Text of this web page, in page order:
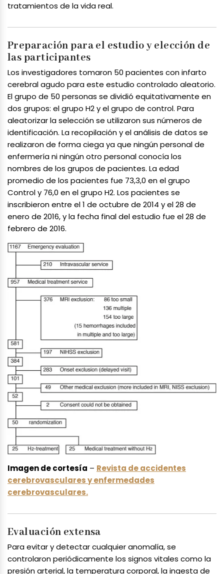
tratamientos de la vida real.
Preparación para el estudio y elección de
las participantes
Los investigadores tomaron 50 pacientes con infarto
cerebral agudo para este estudio controlado aleatorio.
El grupo de 50 personas se dividió equitativamente en
dos grupos: el grupo H2 y el grupo de control. Para
aleatorizar la selección se utilizaron sus números de
identificación. La recopilación y el análisis de datos se
realizaron de forma ciega ya que ningún personal de
enfermería ni ningún otro personal conocía los
nombres de los grupos de pacientes. La edad
promedio de los pacientes fue 73,3,0 en el grupo
Control y 76,0 en el grupo H2. Los pacientes se
inscribieron entre el 1 de octubre de 2014 y el 28 de
enero de 2016, y la fecha final del estudio fue el 28 de
febrero de 2016.
Imagen de cortesía – Revista de accidentes
cerebrovasculares y enfermedades
cerebrovasculares.
Evaluación extensa
Para evitar y detectar cualquier anomalía, se
controlaron periódicamente los signos vitales como la
presión arterial, la temperatura corporal, la ingesta de